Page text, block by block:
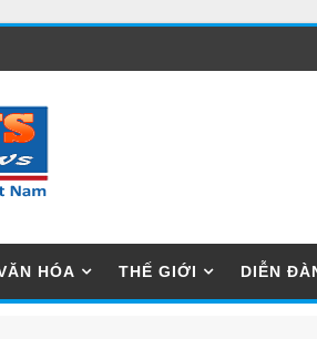
HÓA THẾ GIỚI DIỄN